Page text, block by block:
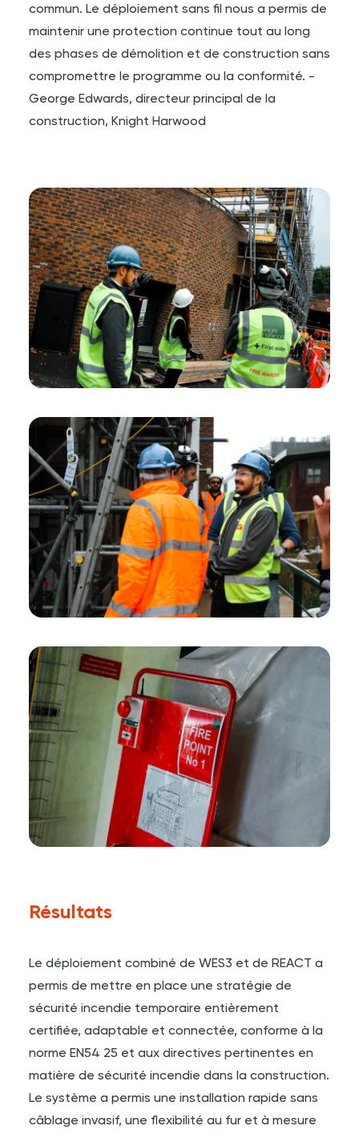
commun. Le déploiement sans fil nous a permis de
maintenir une protection continue tout au long
des phases de démolition et de construction sans
compromettre le programme ou la conformité. -
George Edwards, directeur principal de la
construction, Knight Harwood
Résultats
Le déploiement combiné de WES3 et de REACT a
permis de mettre en place une stratégie de
sécurité incendie temporaire entièrement
certifiée, adaptable et connectée, conforme à la
norme EN54 25 et aux directives pertinentes en
matière de sécurité incendie dans la construction.
Le système a permis une installation rapide sans
câblage invasif, une flexibilité au fur et à mesure